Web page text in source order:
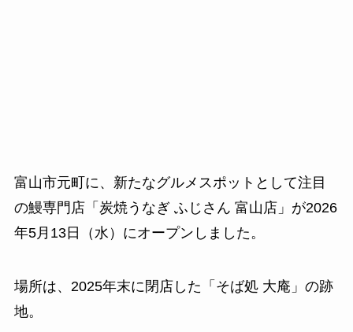
富山市元町に、新たなグルメスポットとして注目
の鰻専門店「炭焼うなぎ ふじさん 富山店」が2026
年5月13日（水）にオープンしました。
場所は、2025年末に閉店した「そば処 大庵」の跡
地。